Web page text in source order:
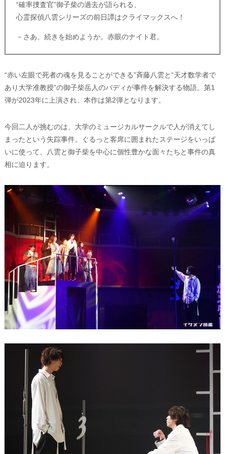
“確率捜査官”御子柴の過去が語られる、
心霊探偵八雲シリーズの前日譚はクライマックスへ！
－さあ、続きを始めようか。赤眼のナイト君。
“赤い左眼で死者の魂を見ることができる”斉藤八雲と“天才数学者で
あり大学准教授”の御子柴岳人のバディが事件を解決する物語。第1
弾が2023年に上演され、本作は第2弾となります。
今回二人が挑むのは、大学のミュージカルサークルで人が消えてし
まったという失踪事件。ぐるっと客席に囲まれたステージをいっぱ
いに使って、八雲と御子柴を中心に個性豊かな面々たちと事件の真
相に迫ります。